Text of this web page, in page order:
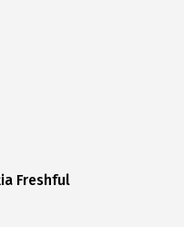
Freshful